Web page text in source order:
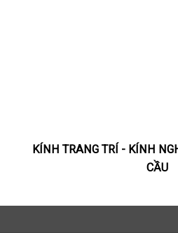
KÍNH TRANG TRÍ - KÍNH
CẦU